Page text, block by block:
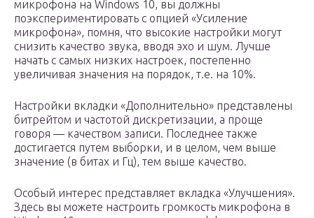
микрофона на Windows 10, вы должны
поэкспериментировать с опцией «Усиление
микрофона», помня, что высокие настройки могут
снизить качество звука, вводя эхо и шум. Лучше
начать с самых низких настроек, постепенно
увеличивая значения на порядок, т.е. на 10%.
Настройки вкладки «Дополнительно» представлены
битрейтом и частотой дискретизации, а проще
говоря — качеством записи. Последнее также
достигается путем выборки, и в целом, чем выше
значение (в битах и Гц), тем выше качество.
Особый интерес представляет вкладка «Улучшения».
Здесь вы можете настроить громкость микрофона в